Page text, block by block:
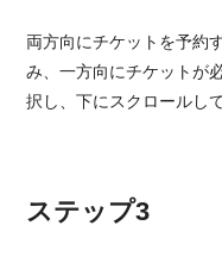
両方向にチケットを予約
み、一方向にチケットが
択し、下にスクロールし
ステップ3